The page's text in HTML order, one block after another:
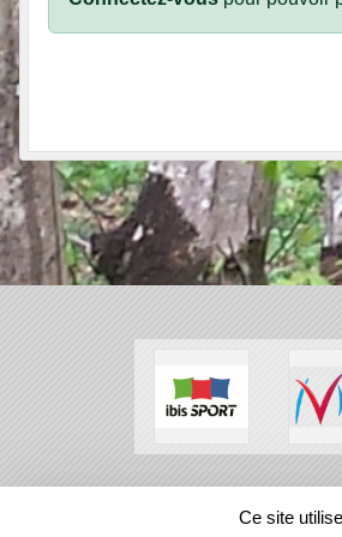
REGIONS
Ce site